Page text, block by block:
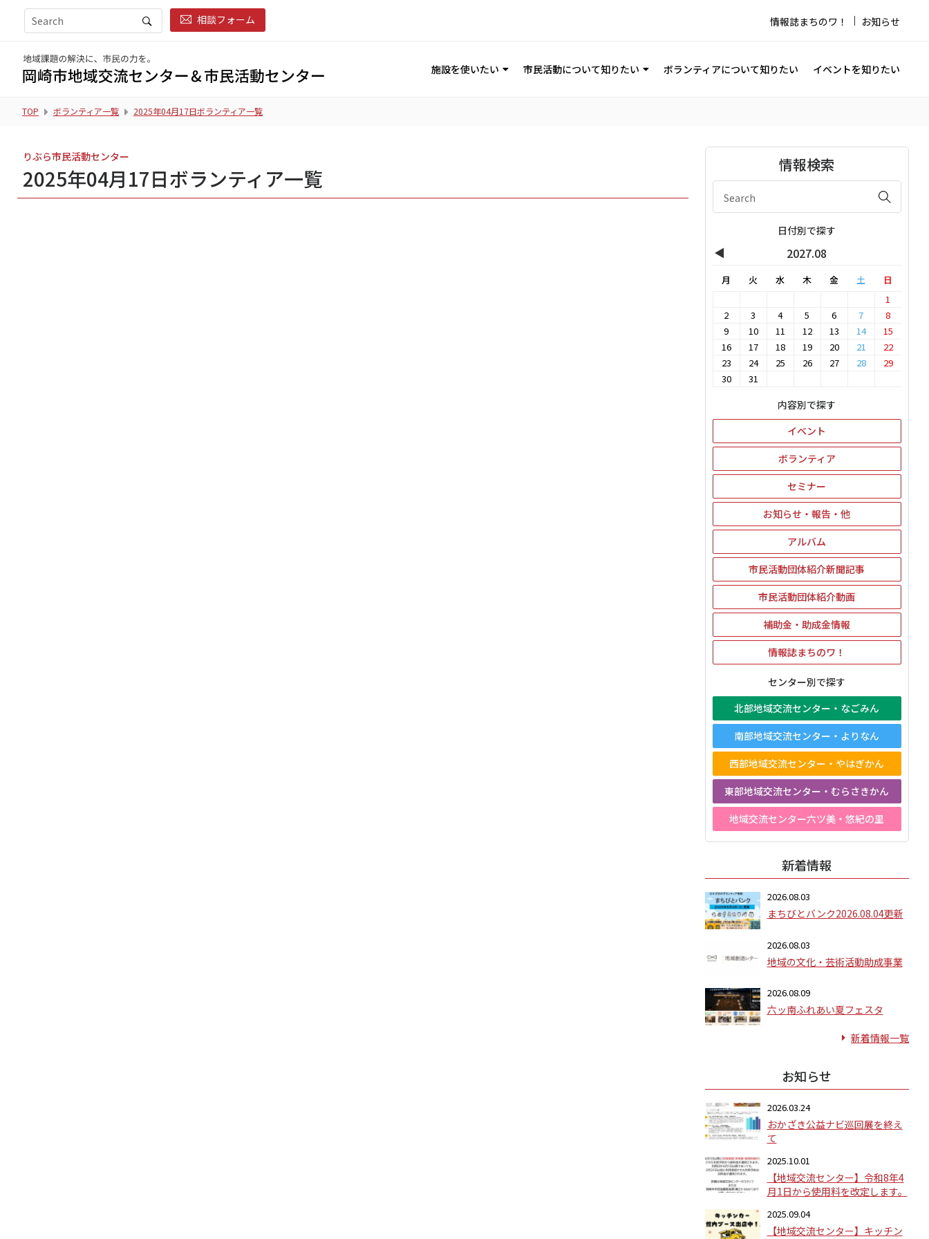
相談フォーム 情報誌まちのワ！ お知らせ
施設を使いたい 市民活動について知りたい ボランティアについて知りたい イベントを知りたい
TOP ボランティア一覧 2025年04月17日ボランティア一覧
りぶら市民活動センター
2025年04月17日ボランティア一覧
情報検索
日付別で探す
◀ 2027.08
月 火 水 木 金 土
日
1
2
3 4 5 6 7
8
9
10 11 12 13 14
15
16
17 18 19 20 21
22
23
24 25 26 27 28
29
30
31
内容別で探す
イベント
ボランティア
セミナー
お知らせ・報告・他
アルバム
市民活動団体紹介新聞記事
市民活動団体紹介動画
補助金・助成金情報
情報誌まちのワ！
センター別で探す
北部地域交流センター・なごみん
南部地域交流センター・よりなん
西部地域交流センター・やはぎかん
東部地域交流センター・むらさきかん
地域交流センター六ツ美・悠紀の里
新着情報
2026.08.03
まちびとバンク2026.08.04更新
2026.08.03
地域の文化・芸術活動助成事業
2026.08.09
六ッ南ふれあい夏フェスタ
新着情報一覧
お知らせ
2026.03.24
おかざき公益ナビ巡回展を終え
て
2025.10.01
【地域交流センター】令和8年4
月1日から使用料を改定します。
2025.09.04
【地域交流センター】キッチン